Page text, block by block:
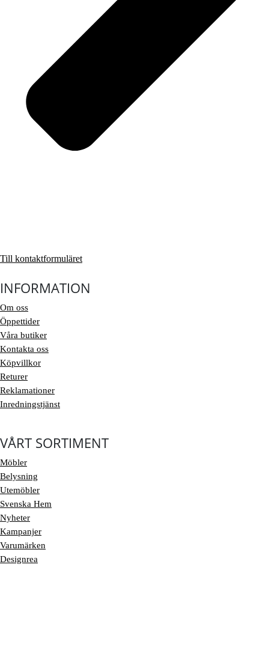
Till kontaktformuläret
INFORMATION
Om oss
Öppettider
Våra butiker
Kontakta oss
Köpvillkor
Returer
Reklamationer
Inredningstjänst
VÅRT SORTIMENT
Möbler
Belysning
Utemöbler
Svenska Hem
Nyheter
Kampanjer
Varumärken
Designrea